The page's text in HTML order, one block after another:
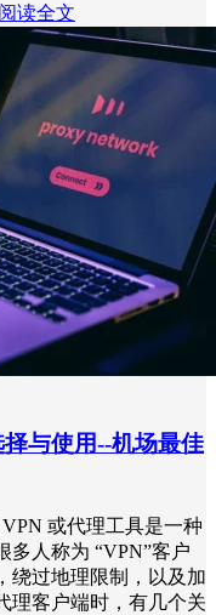
阅读全文
与使用--机场最佳
或代理工具是一种
多人称为 “VPN”客户
绕过地理限制，以及加
理客户端时，有几个关